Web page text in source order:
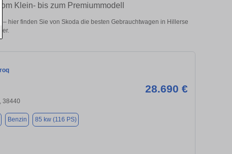
Klein- bis zum Premiummodell
hier finden Sie von Skoda die besten Gebrauchtwagen in Hillerse
28.690 €
38440
Benzin 85 kw (116 PS)